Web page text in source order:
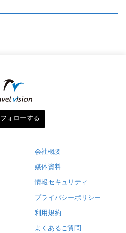
フォローする
会社概要
媒体資料
情報セキュリティ
プライバシーポリシー
利用規約
よくあるご質問